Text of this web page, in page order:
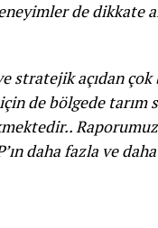
de dikkate
stratejik açıdan
de bölgede
daha fazla ve